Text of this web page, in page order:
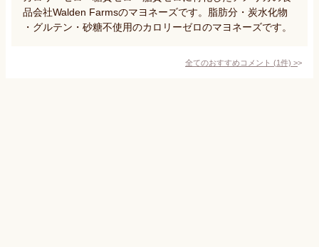
品会社Walden Farmsのマヨネーズです。脂肪分・炭水化物
・グルテン・砂糖不使用のカロリーゼロのマヨネーズです。
全てのおすすめコメント (1件) >